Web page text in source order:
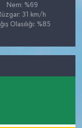
Nem: %69
31 km/h
Olasılığı: %85